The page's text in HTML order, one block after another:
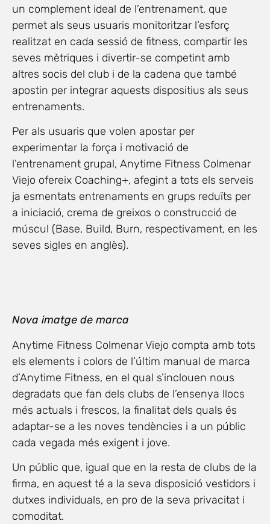
un complement ideal de l’entrenament, que
permet als seus usuaris monitoritzar l’esforç
realitzat en cada sessió de fitness, compartir les
seves mètriques i divertir-se competint amb
altres socis del club i de la cadena que també
apostin per integrar aquests dispositius als seus
entrenaments.
Per als usuaris que volen apostar per
experimentar la força i motivació de
l’entrenament grupal, Anytime Fitness Colmenar
Viejo ofereix Coaching+, afegint a tots els serveis
ja esmentats entrenaments en grups reduïts per
a iniciació, crema de greixos o construcció de
múscul (Base, Build, Burn, respectivament, en les
seves sigles en anglès).
Nova imatge de marca
Anytime Fitness Colmenar Viejo compta amb tots
els elements i colors de l’últim manual de marca
d’Anytime Fitness, en el qual s’inclouen nous
degradats que fan dels clubs de l’ensenya llocs
més actuals i frescos, la finalitat dels quals és
adaptar-se a les noves tendències i a un públic
cada vegada més exigent i jove.
Un públic que, igual que en la resta de clubs de la
firma, en aquest té a la seva disposició vestidors i
dutxes individuals, en pro de la seva privacitat i
comoditat.